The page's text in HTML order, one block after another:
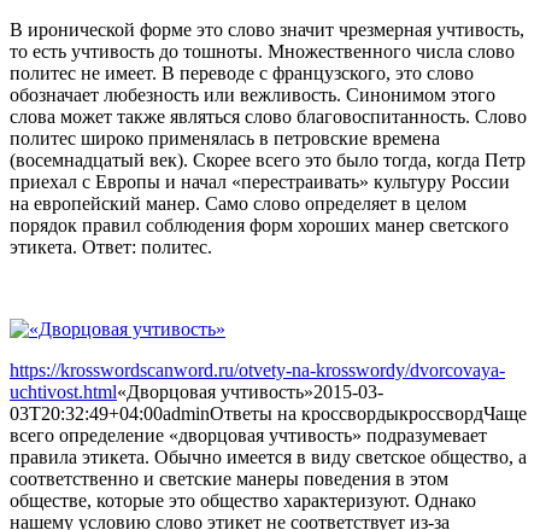
В иронической форме это слово значит чрезмерная учтивость,
то есть учтивость до тошноты. Множественного числа слово
политес не имеет. В переводе с французского, это слово
обозначает любезность или вежливость. Синонимом этого
слова может также являться слово благовоспитанность. Слово
политес широко применялась в петровские времена
(восемнадцатый век). Скорее всего это было тогда, когда Петр
приехал с Европы и начал «перестраивать» культуру России
на европейский манер. Само слово определяет в целом
порядок правил соблюдения форм хороших манер светского
этикета. Ответ: политес.
https://krosswordscanword.ru/otvety-na-krosswordy/dvorcovaya-
uchtivost.html«Дворцовая учтивость»2015-03-
03T20:32:49+04:00adminОтветы на кроссвордыкроссвордЧаще
всего определение «дворцовая учтивость» подразумевает
правила этикета. Обычно имеется в виду светское общество, а
соответственно и светские манеры поведения в этом
обществе, которые это общество характеризуют. Однако
нашему условию слово этикет не соответствует из-за